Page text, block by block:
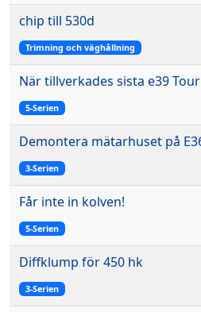
chip till 530d
Trimning och väghållning
När tillverkades sista e39
5-Serien
Demontera mätarhuset på
3-Serien
Får inte in kolven!
5-Serien
Diffklump för 450 hk
3-Serien